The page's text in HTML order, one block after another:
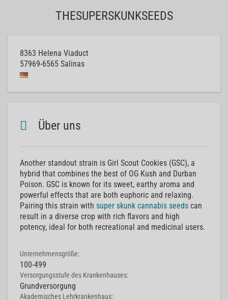
THESUPERSKUNKSEEDS
8363 Helena Viaduct
57969-6565 Salinas
Über uns
Another standout strain is Girl Scout Cookies (GSC), a
hybrid that combines the best of OG Kush and Durban
Poison. GSC is known for its sweet, earthy aroma and
powerful effects that are both euphoric and relaxing.
Pairing this strain with super skunk cannabis seeds can
result in a diverse crop with rich flavors and high
potency, ideal for both recreational and medicinal users.
Unternehmensgröße:
100-499
Versorgungsstufe des Krankenhauses:
Grundversorgung
Akademisches Lehrkrankenhaus: